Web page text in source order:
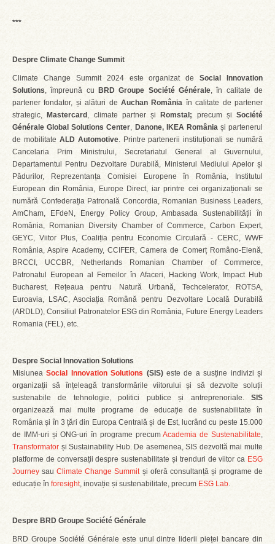
***
Despre Climate Change Summit
Climate Change Summit 2024 este organizat deSocial Innovation
Solutions, împreună cu BRD Groupe Société Générale, în calitate de
partener fondator, și alături de Auchan România în calitate de partener
strategic,
Mastercard , climate partner și Romstal; precum și Société
Générale Global Solutions Center, Danone, IKEA România și partenerul
de mobilitate ALD Automotive. Printre partenerii instituționali se numără
Cancelaria Prim Ministrului, Secretariatul General al Guvernului,
Departamentul Pentru Dezvoltare Durabilă, Ministerul Mediului Apelor și
Pădurilor, Reprezentanța Comisiei Europene în România, Institutul
European din România, Europe Direct, iar printre cei organizaționali se
numără Confederația Patronală Concordia, Romanian Business Leaders,
AmCham, EFdeN, Energy Policy Group, Ambasada Sustenabilității în
România, Romanian Diversity Chamber of Commerce, Carbon Expert,
GEYC, Viitor Plus, Coaliția pentru Economie Circulară - CERC, WWF
România, Aspire Academy, CCIFER, Camera de Comerț Româno-Elenă,
BRCCI, UCCBR, Netherlands Romanian Chamber of Commerce,
Patronatul European al Femeilor în Afaceri, Hacking Work, Impact Hub
Bucharest, Rețeaua pentru Natură Urbană, Techcelerator, ROTSA,
Euroavia, LSAC, Asociația Română pentru Dezvoltare Locală Durabilă
(ARDLD), Consiliul Patronatelor ESG din România, Future Energy Leaders
Romania (FEL), etc.
Despre Social Innovation Solutions
MisiuneaSocial Innovation Solutions (SIS)este de a susține indivizi și
organizații să înțeleagă transformările viitorului și să dezvolte soluții
sustenabile de tehnologie, politici publice și antreprenoriale. SIS
organizează mai multe programe de educație de sustenabilitate în
România și în 3 țări din Europa Centrală și de Est, lucrând cu peste 15.000
de IMM-uri și ONG-uri în programe precumAcademia de Sustenabilitate,
Transformator și Sustainability Hub. De asemenea, SIS dezvoltă mai multe
platforme de conversații despre sustenabilitate și trenduri de viitor ca ESG
Journey sauClimate Change Summitși oferă consultanță și programe de
educație în foresight, inovație și sustenabilitate, precum ESG Lab.
Despre BRD Groupe Société Générale
BRD Groupe Société Générale este unul dintre liderii pieței bancare din